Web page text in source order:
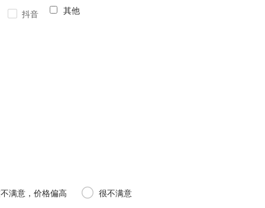
抖音 其他
满意，价格偏高 很不满意